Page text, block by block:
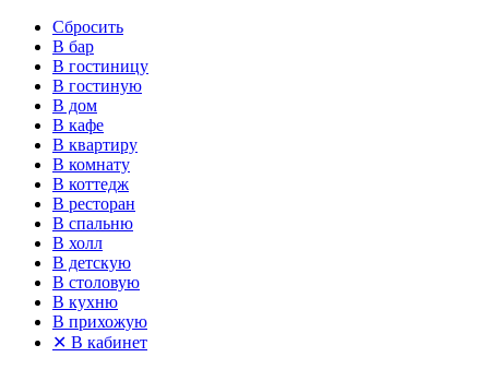
Сбросить
В бар
В гостиницу
В гостиную
В дом
В кафе
В квартиру
В комнату
В коттедж
В ресторан
В спальню
В холл
В детскую
В столовую
В кухню
В прихожую
✕ В кабинет